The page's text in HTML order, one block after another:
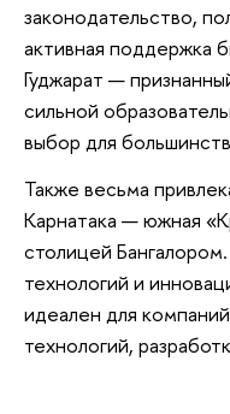
законодательство,
активная поддержка
Гуджарат —
сильной
выбор для
Также весьма
Карнатака — южная
столицей
технологий и
идеален для
технологий,